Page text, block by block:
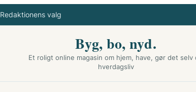
Redaktionens valg
Byg, bo, nyd.
Et roligt online magasin om hjem, have, gør det selv
hverdagsliv